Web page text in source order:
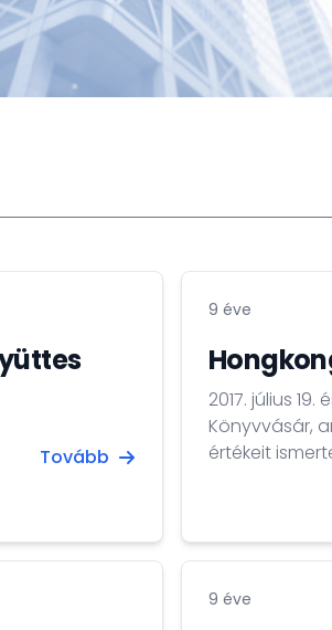
Tovább
9 éve
2017. július
Könyvvásár,
értékeit
9 éve